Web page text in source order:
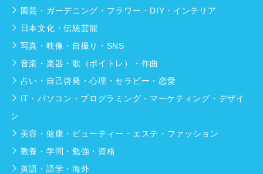
園芸・ガーデニング・フラワー・DIY・インテリア
日本文化・伝統芸能
写真・映像・自撮り・SNS
音楽・楽器・歌（ボイトレ）・作曲
占い・自己啓発・心理・セラピー・恋愛
IT・パソコン・プログラミング・マーケティング・デザイ
ン
美容・健康・ビューティー・エステ・ファッション
教養・学問・勉強・資格
英語・語学・海外